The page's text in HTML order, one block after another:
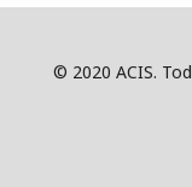
© 2020 ACIS.